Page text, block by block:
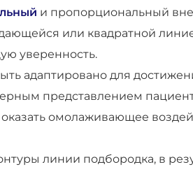
и пропорциональный
или квадратной
уверенность.
адаптировано для
представлением
омолаживающее
линии подбородка, в